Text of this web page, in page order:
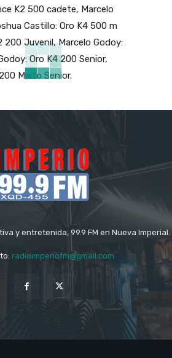
K2 500 cadete, Marcelo
Castillo: Oro K4 500 m
Juvenil, Marcelo Godoy:
Oro K4 200 Senior,
Mixto Senior.
y entretenida, 99.9 FM en Nueva Imperial.
radioimperiofm@gmail.com